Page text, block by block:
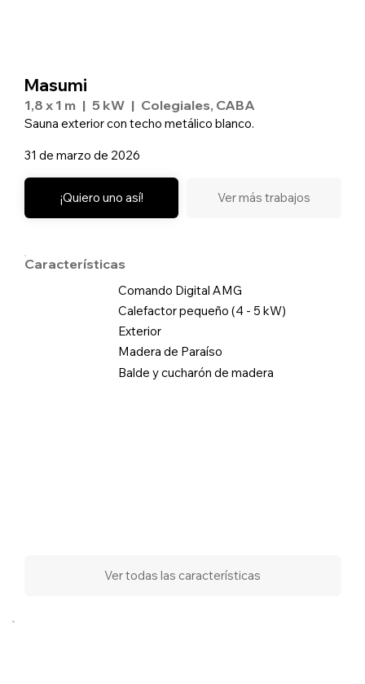
Masumi
1,8 x 1 m | 5 kW | Colegiales, CABA
Sauna exterior con techo metálico blanco.
31 de marzo de 2026
¡Quiero uno así! Ver más trabajos
Características
Comando Digital AMG
Calefactor pequeño (4 - 5 kW)
Exterior
Madera de Paraíso
Balde y cucharón de madera
Ver todas las características